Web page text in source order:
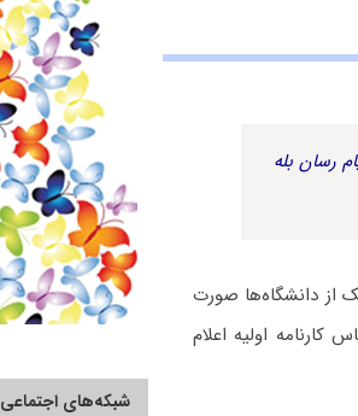
رسان بله
از دانشگاه‌ها صورت
اولیه اعلام
شبکه‌های اجتماعی